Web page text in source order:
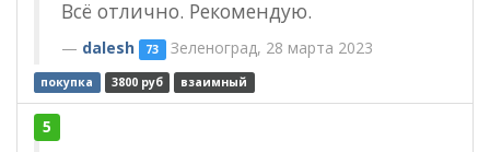
Всё отлично. Рекомендую.
dalesh 73 Зеленоград, 28 марта 2023
покупка 3800 руб взаимный
5